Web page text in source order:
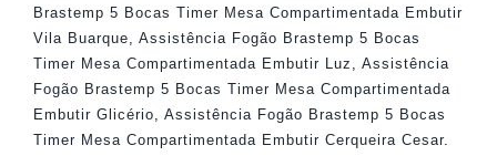
Brastemp 5 Bocas Timer Mesa Compartimentada Embutir
Vila Buarque
Assistência Fogão Brastemp 5 Bocas
Timer Mesa Compartimentada Embutir Luz
Assistência
Fogão Brastemp 5 Bocas Timer Mesa Compartimentada
Embutir Glicério
Assistência Fogão Brastemp 5 Bocas
Timer Mesa Compartimentada Embutir Cerqueira Cesar.